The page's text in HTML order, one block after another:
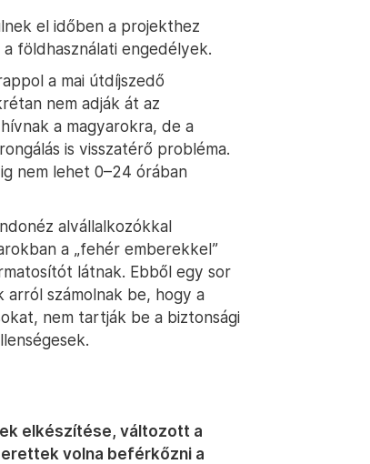
el időben a projekthez
földhasználati engedélyek.
a mai útdíjszedő
nem adják át az
a magyarokra, de a
is visszatérő probléma.
nem lehet 0–24 órában
alvállalkozókkal
a „fehér emberekkel”
látnak. Ebből egy sor
számolnak be, hogy a
nem tartják be a biztonsági
elkészítése, változott a
volna beférkőzni a